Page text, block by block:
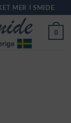
MER I SMIDE
0